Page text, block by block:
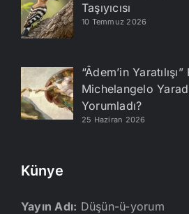
Taşıyıcısı
10 Temmuz 2026
“Âdem’in
Michelangelo
Yorumladı?
25 Haziran 2026
Künye
Yayın Adı: Düşün-ü-yorum